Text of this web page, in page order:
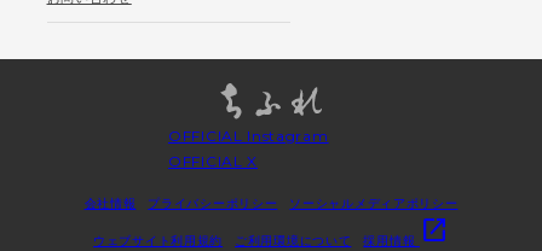
OFFICIAL Instagram
OFFICIAL X
会社情報 プライバシーポリシー ソーシャルメディアポリシー
ウェブサイト利用規約 ご利用環境について 採用情報 open_in_new